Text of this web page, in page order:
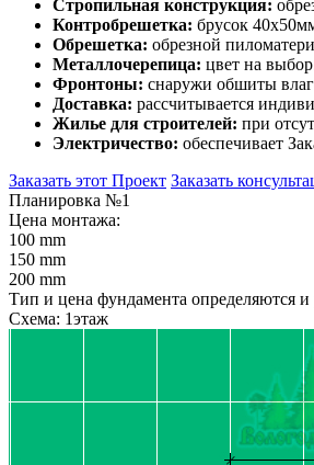
Стропильная конструкция:
Контробрешетка: брусок
Обрешетка: обрезной
Металлочерепица: цвет на
Фронтоны: снаружи обшиты
Доставка: рассчитывается
Жилье для строителей: при
Электричество: обеспечивает
Заказать этот Проект Заказать
Планировка №1
Цена монтажа:
100 mm
150 mm
200 mm
Тип и цена фундамента определяются и
Схема: 1этаж